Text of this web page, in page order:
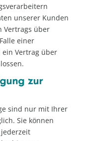
unserer Kunden
Vertrags über
einer
Vertrag über
zur
sind nur mit Ihrer
Sie können